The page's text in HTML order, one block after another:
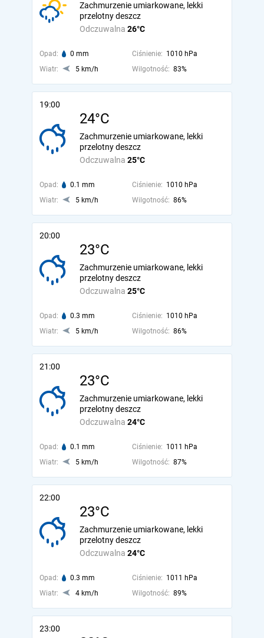
Odczuwalna 26°C
Zachmurzenie umiarkowane, lekki
przelotny deszcz
Opad: 0 mm Ciśnienie: 1010 hPa
Wiatr:
5 km/h Wilgotność: 83%
19:00
24°C
Odczuwalna 25°C
Zachmurzenie umiarkowane, lekki
przelotny deszcz
Opad: 0.1 mm Ciśnienie: 1010 hPa
Wiatr:
5 km/h Wilgotność: 86%
20:00
23°C
Odczuwalna 25°C
Zachmurzenie umiarkowane, lekki
przelotny deszcz
Opad: 0.3 mm Ciśnienie: 1010 hPa
Wiatr:
5 km/h Wilgotność: 86%
21:00
23°C
Odczuwalna 24°C
Zachmurzenie umiarkowane, lekki
przelotny deszcz
Opad: 0.1 mm Ciśnienie: 1011 hPa
Wiatr:
5 km/h Wilgotność: 87%
22:00
23°C
Odczuwalna 24°C
Zachmurzenie umiarkowane, lekki
przelotny deszcz
Opad: 0.3 mm Ciśnienie: 1011 hPa
Wiatr:
4 km/h Wilgotność: 89%
23:00